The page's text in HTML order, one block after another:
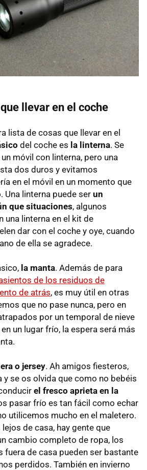
llevar en el coche
lista de cosas que llevar en el
del coche es la linterna. Se
móvil con linterna, pero una
dos duros y evitamos
en el móvil en un momento que
Una linterna puede ser un
que situaciones, algunos
una linterna en el kit de
dar con el coche y oye, cuando
de ella se agradece.
la manta. Además de para
de los residuos de
de atrás, es muy útil en otras
que no pase nunca, pero en
por un temporal de nieve
un lugar frío, la espera será más
o jersey. Ah amigos fiesteros,
y se os olvida que como no bebéis
el fresco aprieta en la
pasar frío es tan fácil como echar
utilicemos mucho en el maletero.
de casa, hay gente que
cambio completo de ropa, los
fuera de casa pueden ser bastante
perdidos. También en invierno